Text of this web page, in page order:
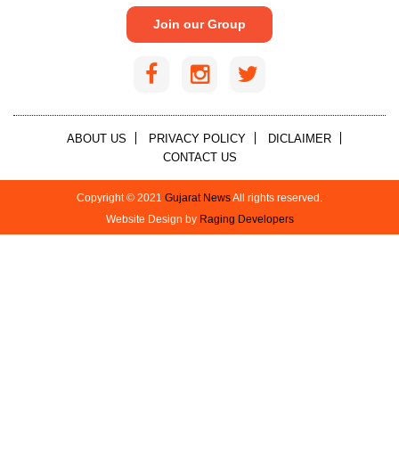
Join our Group
ABOUT US PRIVACY POLICY
DICLAIMER
CONTACT US
Copyright © 2021 Gujarat NewsAll rights reserved.
Website Design by Raging Developers